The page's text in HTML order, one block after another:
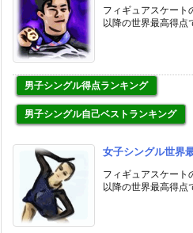
フィギュアスケー
以降の世界最高得点
男子シングル得点ランキング
男子シングル自己ベストランキング
女子シングル世界
フィギュアスケー
以降の世界最高得点